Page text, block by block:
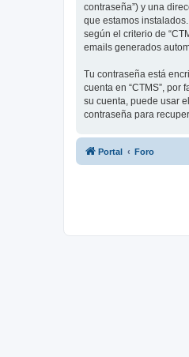
contraseña”) y una
que estamos
según el criterio de
emails generados
Tu contraseña está
cuenta en “CTMS”,
su cuenta, puede usar
contraseña para
Portal Foro